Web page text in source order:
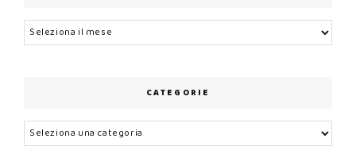
Archivi
CATEGORIE
Categorie